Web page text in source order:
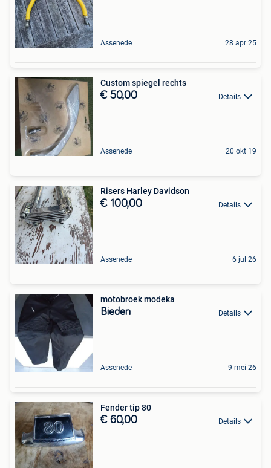
Assenede 28 apr 25
Custom spiegel rechts
€ 50,00 Details
Assenede 20 okt 19
Risers Harley Davidson
€ 100,00 Details
Assenede 6 jul 26
motobroek modeka
Bieden Details
Assenede 9 mei 26
Fender tip 80
€ 60,00 Details